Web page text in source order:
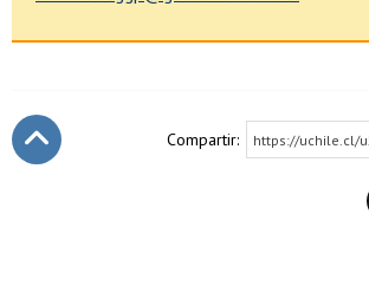
Compartir: https://uchile.cl/